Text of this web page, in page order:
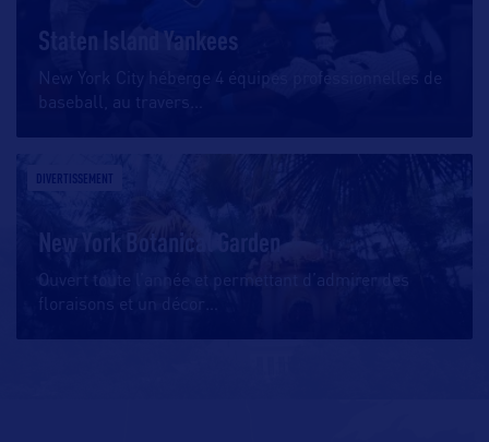
Staten Island Yankees
New York City héberge 4 équipes professionnelles de
baseball, au travers
DIVERTISSEMENT
New York Botanical Garden
Ouvert toute l’année et permettant d’admirer des
floraisons et un décor